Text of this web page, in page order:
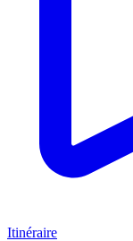
Itinéraire